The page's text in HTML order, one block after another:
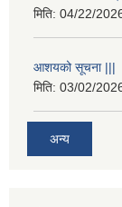
मिति: 04/22/
आशयको सूचना |||
मिति: 03/02/
अन्य